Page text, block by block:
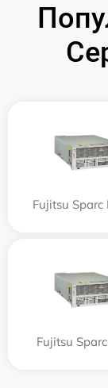
Fujitsu Sparc
Fujitsu